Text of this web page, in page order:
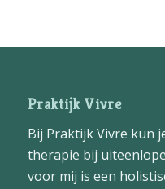
Praktijk Vivre
Bij Praktijk Vivre kun
therapie bij
voor mij is een